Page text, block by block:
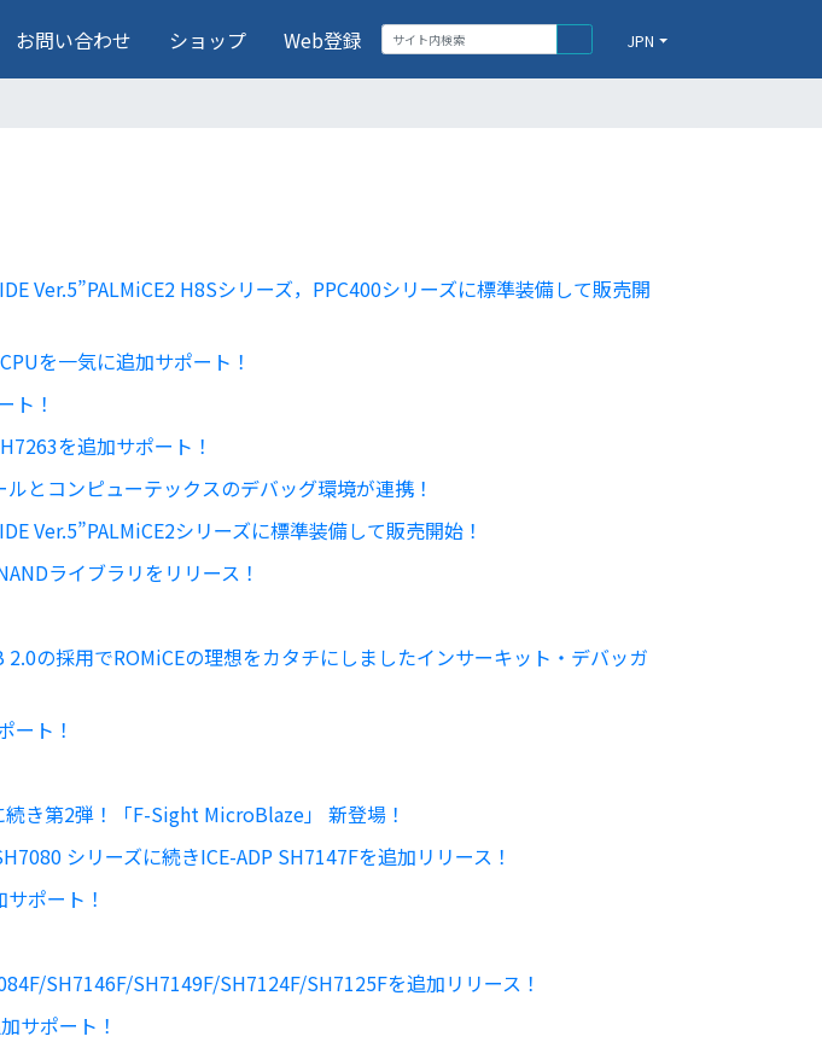
お問い合わせ ショップ Web登録 JPN
Ver.5”PALMiCE2 H8Sシリーズ，PPC400シリーズに標準装備して販売開
を一気に追加サポート！
ト！
を追加サポート！
とコンピューテックスのデバッグ環境が連携！
Ver.5”PALMiCE2シリーズに標準装備して販売開始！
ライブラリをリリース！
の採用でROMiCEの理想をカタチにしましたインサーキット・デバッガ
ート！
き第2弾！「F-Sight MicroBlaze」 新登場！
シリーズに続きICE-ADP SH7147Fを追加リリース！
ポート！
SH7146F/SH7149F/SH7124F/SH7125Fを追加リリース！
サポート！